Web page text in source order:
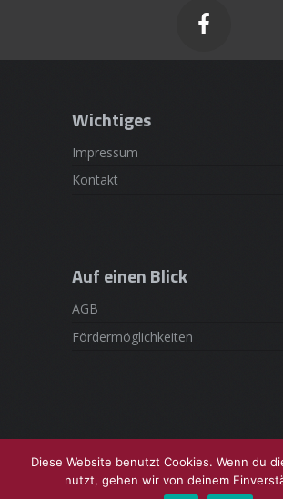

Wichtiges
Impressum
Kontakt
Auf einen Blick
AGB
Fördermöglichkeiten
Proudly powered by
Diese Website benutzt Cookies. Wenn du
nutzt, gehen wir von deinem